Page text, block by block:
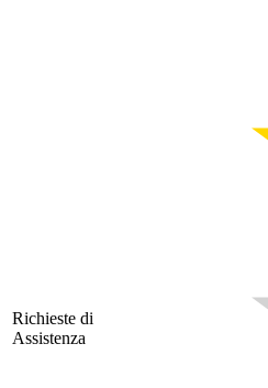
Richieste di
Assistenza